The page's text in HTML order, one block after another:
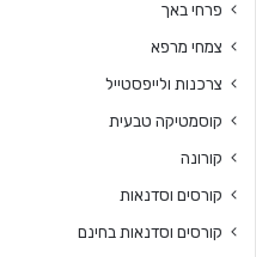
פרחי באך
צמחי מרפא
צרכנות ולייפסטייל
קוסמטיקה טבעית
קורונה
קורסים וסדנאות
קורסים וסדנאות בחינם